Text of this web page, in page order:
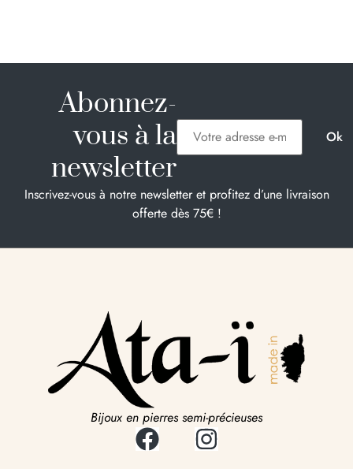
Abonnez-
vous à la
newsletter
Inscrivez-vous à notre newsletter et profitez d’une livraison
offerte dès 75€ !
Bijoux en pierres semi-précieuses